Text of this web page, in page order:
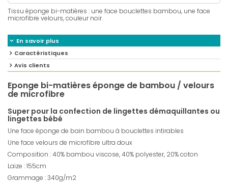
Tissu éponge bi-matières : une face bouclettes bambou, une face
microfibre velours, couleur noir.
En savoir plus
Caractéristiques
Avis clients
Eponge bi-matières éponge de bambou / velours
de microfibre
Super pour la confection de lingettes démaquillantes ou
lingettes bébé
Une face éponge de bain bambou à bouclettes intirables
Une face velours de microfibre ultra doux
Composition : 40% bambou viscose, 40% polyester, 20% coton
Laize : 155cm
Grammage : 340g/m2